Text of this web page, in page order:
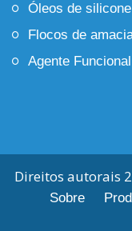
Óleos de silicone
Flocos de
Agente Funcional
Direitos autorais
Sobre